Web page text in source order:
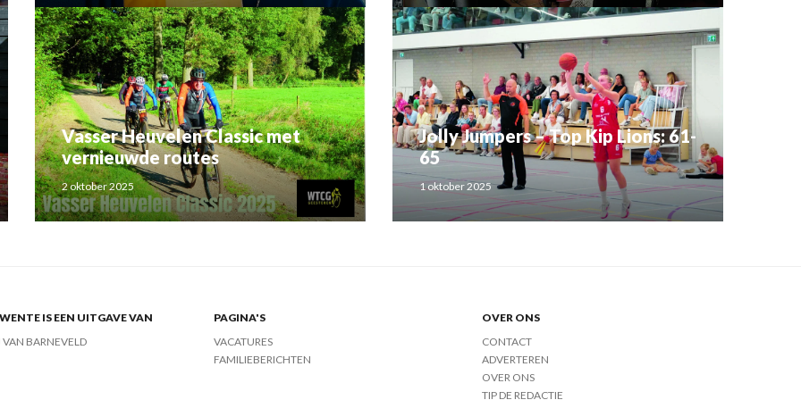
Vasser Heuvelen Classic met
vernieuwde routes
2 oktober 2025
Jolly Jumpers – Top Kip Lions: 61-
65
1 oktober 2025
IS EEN UITGAVE VAN
VAN BARNEVELD
PAGINA'S
VACATURES
FAMILIEBERICHTEN
OVER ONS
CONTACT
ADVERTEREN
OVER ONS
TIP DE REDACTIE